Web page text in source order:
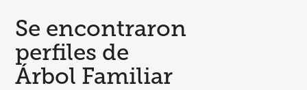
Se encontraron
perfiles de
Árbol Familiar